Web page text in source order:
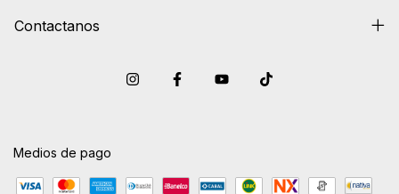
Contactanos
Medios de pago